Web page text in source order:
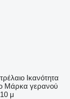
Ικανότητα
Μάρκα γερανού
10 μ